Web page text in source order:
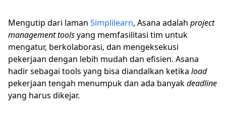
Mengutip dari laman Simplilearn, Asana adalah project
management toolsyang memfasilitasi tim untuk
mengatur, berkolaborasi, dan mengeksekusi
pekerjaan dengan lebih mudah dan efisien. Asana
hadir sebagai tools yang bisa diandalkan ketika load
pekerjaan tengah menumpuk dan ada banyakdeadline
yang harus dikejar.